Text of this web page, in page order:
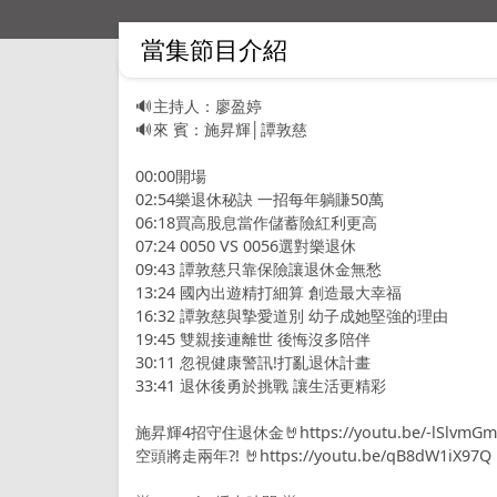
當集節目介紹
🔊主持人：廖盈婷
🔊來 賓：施昇輝│譚敦慈
00:00開場
02:54樂退休秘訣 一招每年躺賺50萬
06:18買高股息當作儲蓄險紅利更高
07:24 0050 VS 0056選對樂退休
09:43 譚敦慈只靠保險讓退休金無愁
13:24 國內出遊精打細算 創造最大幸福
16:32 譚敦慈與摯愛道別 幼子成她堅強的理由
19:45 雙親接連離世 後悔沒多陪伴
30:11 忽視健康警訊!打亂退休計畫
33:41 退休後勇於挑戰 讓生活更精彩
施昇輝4招守住退休金🤘https://youtu.be/-
空頭將走兩年?! 🤘https://youtu.be/qB8dW1iX97Q